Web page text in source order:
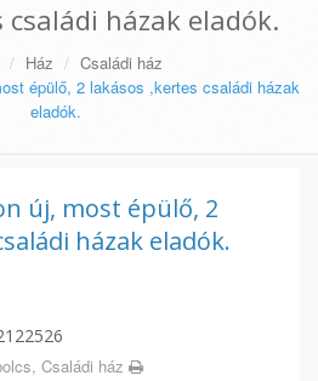
házak eladók.
Ház
Családi ház
épülő, 2 lakásos ,kertes családi házak
eladók.
új, most épülő, 2
házak eladók.
Családi ház